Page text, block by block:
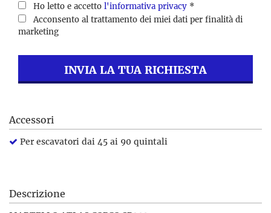
Ho letto e accetto l'informativa privacy *
Acconsento al trattamento dei miei dati per finalità di
marketing
INVIA LA TUA RICHIESTA
Accessori
Per escavatori dai 45 ai 90 quintali
Descrizione